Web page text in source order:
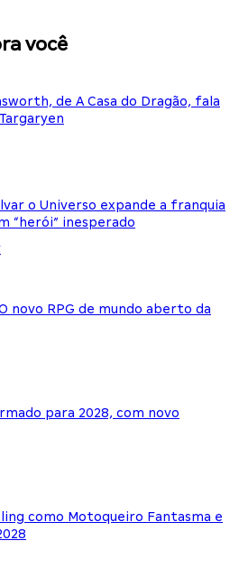
você
de A Casa do Dragão, fala
o Universo expande a franquia
“herói” inesperado
novo RPG de mundo aberto da
para 2028, com novo
como Motoqueiro Fantasma e